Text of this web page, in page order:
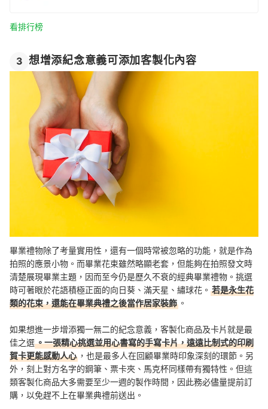
看排行榜
3 想增添紀念意義可添加客製化內容
畢業禮物除了考量實用性，還有一個時常被忽略的功能，就是作為
拍照的應景小物。而畢業花束雖然略顯老套，但能夠在拍照發文時
清楚展現畢業主題，因而至今仍是歷久不衰的經典畢業禮物。挑選
時可著眼於花語積極正面的向日葵、滿天星、繡球花。 若是永生花
類的花束，還能在畢業典禮之後當作居家裝飾 。
如果想進一步增添獨一無二的紀念意義，客製化商品及卡片就是最
佳之選。一張精心挑選並用心書寫的手寫卡片，遠遠比制式的印刷
賀卡更能感動人心 ，也是最多人在回顧畢業時印象深刻的環節。另
外，刻上對方名字的鋼筆、票卡夾、馬克杯同樣帶有獨特性。但這
類客製化商品大多需要至少一週的製作時間，因此務必儘量提前訂
購，以免趕不上在畢業典禮前送出。